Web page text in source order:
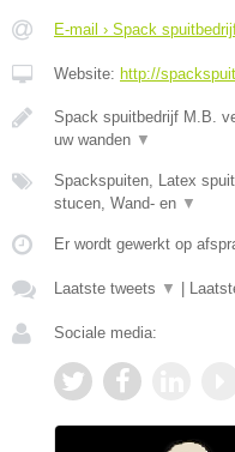
E-mail › Spack
Website: http://
Spack spuitbedrijf M.B.
uw wanden ▼
Spackspuiten, Latex
stucen, Wand- en ▼
Er wordt gewerkt op
Laatste tweets ▼
Sociale media: